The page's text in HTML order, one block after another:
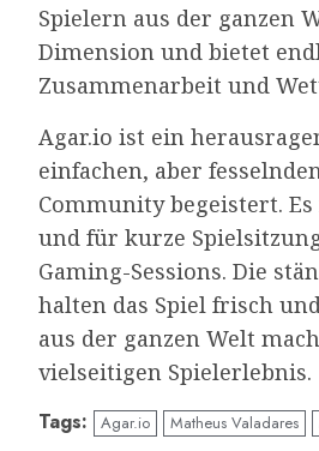
Spielern aus der ganzen
Dimension und bietet
Zusammenarbeit und
Agar.io ist ein
einfachen, aber
Community begeistert.
und für kurze
Gaming-Sessions. Die
halten das Spiel frisch
aus der ganzen Welt
vielseitigen Spielerlebnis.
Tags: Agar.io Matheus Valadares